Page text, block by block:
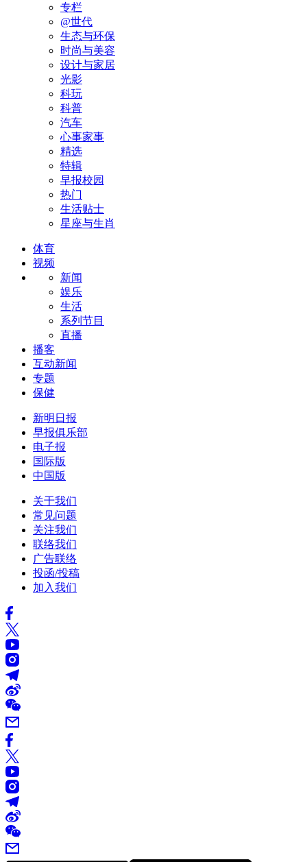
专栏
@世代
生态与环保
时尚与美容
设计与家居
光影
科玩
科普
汽车
心事家事
精选
特辑
早报校园
热门
生活贴士
星座与生肖
体育
视频
新闻
娱乐
生活
系列节目
直播
播客
互动新闻
专题
保健
新明日报
早报俱乐部
电子报
国际版
中国版
关于我们
常见问题
关注我们
联络我们
广告联络
投函/投稿
加入我们